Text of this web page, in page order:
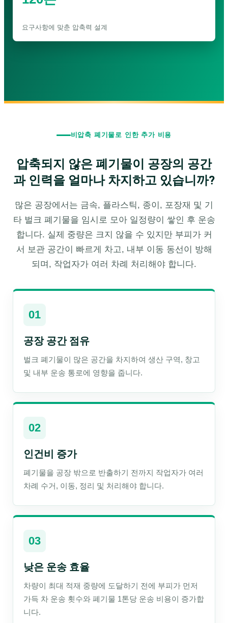
요구사항에 맞춘 압축력 설계
비압축 폐기물로 인한 추가 비용
압축되지 않은 폐기물이 공장의 공간
과 인력을 얼마나 차지하고 있습니까?
많은 공장에서는 금속, 플라스틱, 종이, 포장재 및 기
타 벌크 폐기물을 임시로 모아 일정량이 쌓인 후 운송
합니다. 실제 중량은 크지 않을 수 있지만 부피가 커
서 보관 공간이 빠르게 차고, 내부 이동 동선이 방해
되며, 작업자가 여러 차례 처리해야 합니다.
01
공장 공간 점유
벌크 폐기물이 많은 공간을 차지하여 생산 구역, 창고
및 내부 운송 통로에 영향을 줍니다.
02
인건비 증가
폐기물을 공장 밖으로 반출하기 전까지 작업자가 여러
차례 수거, 이동, 정리 및 처리해야 합니다.
03
낮은 운송 효율
차량이 최대 적재 중량에 도달하기 전에 부피가 먼저
가득 차 운송 횟수와 폐기물 1톤당 운송 비용이 증가합
니다.